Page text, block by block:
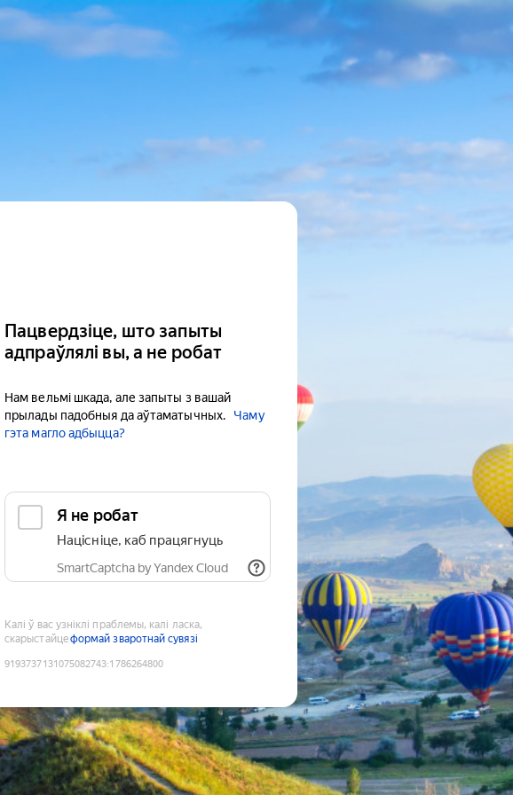
Пацвердзіце, што запыты
адпраўлялі вы, а не робат
Нам вельмі шкада, але запыты з вашай
прылады падобныя да аўтаматычных.
Чаму
гэта магло адбыцца?
Я не робат
Націсніце, каб працягнуць
SmartCaptcha by Yandex Cloud
Калі ў вас узніклі праблемы, калі ласка,
скарыстайцеформай зваротнай сувязі
9193737131075082743:1786264800